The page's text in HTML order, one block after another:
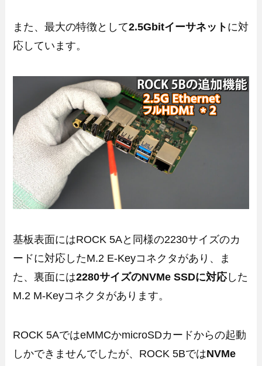
また、最大の特徴として2.5Gbitイーサネット に対
応しています。
基板表面にはROCK 5Aと同様の2230サイズのカ
ードに対応したM.2 E-Keyコネクタがあり、ま
た、裏面には2280サイズのNVMe SSDに対応した
M.2 M-Keyコネクタがあります。
ROCK 5AではeMMCかmicroSDカードからの起動
しかできませんでしたが、ROCK 5BではNVMe